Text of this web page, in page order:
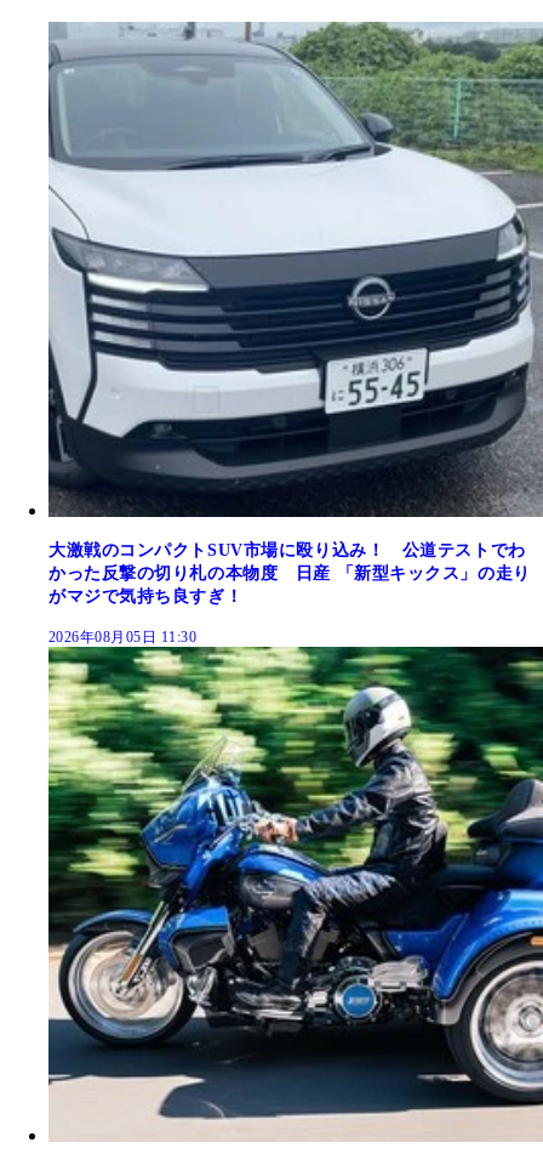
大激戦のコンパクトSUV市場に殴り込み！ 公道テストでわ
かった反撃の切り札の本物度 日産 「新型キックス」の走り
がマジで気持ち良すぎ！
2026年08月05日 11:30